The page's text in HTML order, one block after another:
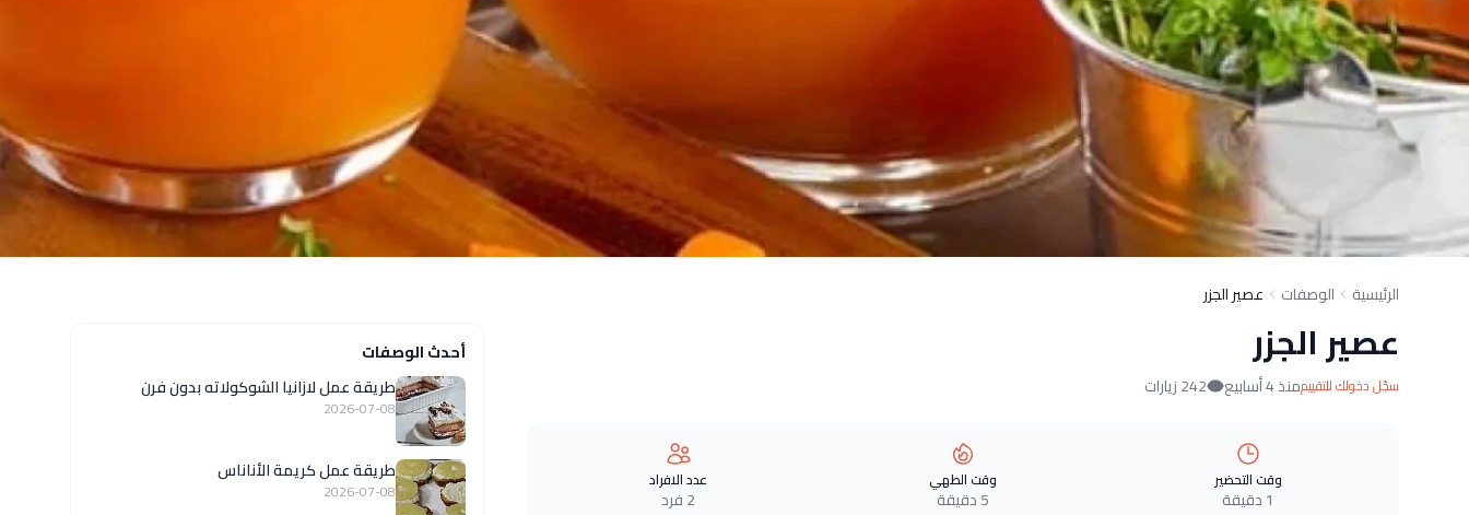
الرئيسية الوصفات عصير الجزر
عصير الجزر
سجّل دخولك للتقييممنذ 4 أسابيع 242 زيارات
وقت التحضير
1 دقيقة
وقت الطهي
5 دقيقة
عدد الافراد
2 فرد
أحدث الوصفات
طريقة عمل لازانيا الشوكولاته بدون فرن
2026-07-08
طريقة عمل كريمة الأناناس
2026-07-08